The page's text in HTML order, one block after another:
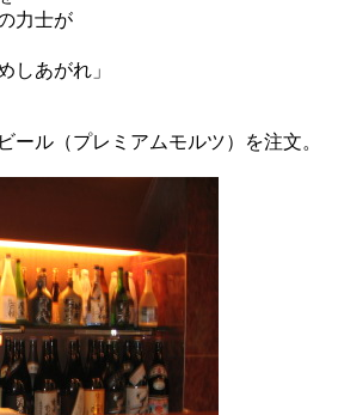
力士が
しあがれ」
ール（プレミアムモルツ）を注文。